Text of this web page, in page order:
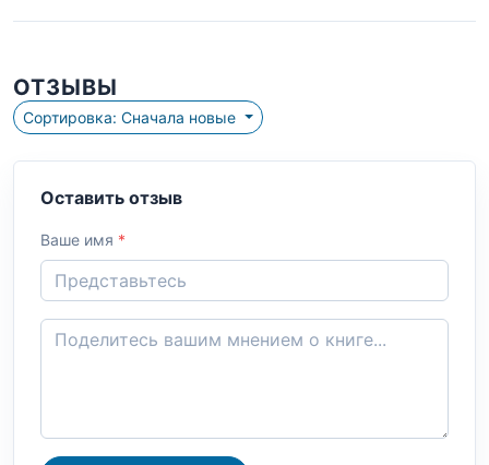
ОТЗЫВЫ
Сортировка: Сначала новые
Оставить отзыв
Ваше имя *